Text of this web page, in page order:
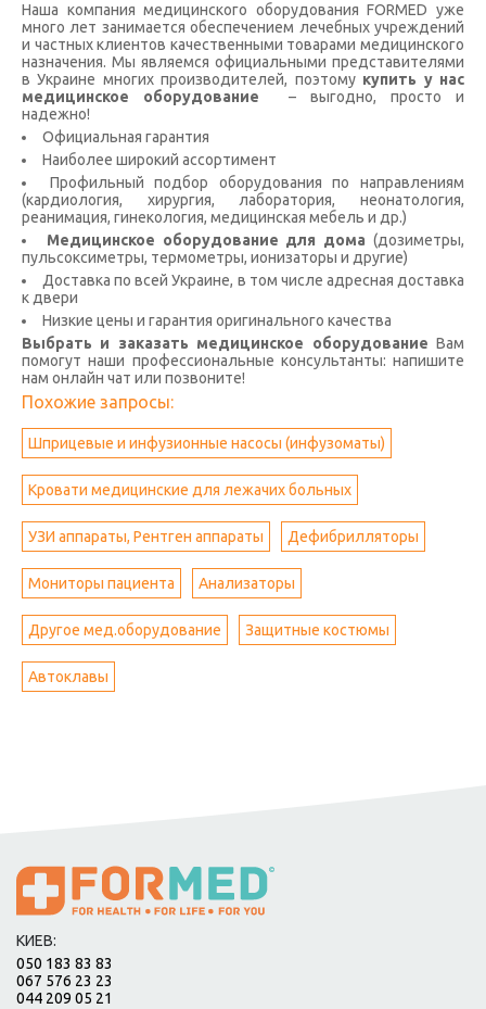
Наша компания медицинского оборудования FORMED уже
много лет занимается обеспечением лечебных учреждений
и частных клиентов качественными товарами медицинского
назначения. Мы являемся официальными представителями
в Украине многих производителей, поэтому купить у нас
медицинское оборудование
– выгодно, просто и
надежно!
Официальная гарантия
Наиболее широкий ассортимент
Профильный подбор оборудования по направлениям
(кардиология, хирургия, лаборатория, неонатология,
реанимация, гинекология, медицинская мебель и др.)
Медицинское оборудование для дома (дозиметры,
пульсоксиметры, термометры, ионизаторы и другие)
Доставка по всей Украине, в том числе адресная доставка
к двери
Низкие цены и гарантия оригинального качества
Выбрать и заказать медицинское оборудование Вам
помогут наши профессиональные консультанты: напишите
нам онлайн чат или позвоните!
Похожие запросы:
Шприцевые и инфузионные насосы (инфузоматы)
Кровати медицинские для лежачих больных
УЗИ аппараты, Рентген аппараты Дефибрилляторы
Мониторы пациента Анализаторы
Другое мед.оборудование Защитные костюмы
Автоклавы
КИЕВ:
050 183 83 83
067 576 23 23
044 209 05 21